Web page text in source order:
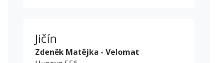
Jičín
Zdeněk Matějka - Velomat